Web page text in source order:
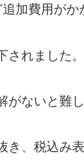
加費用がか
されました
がないと難
き、税込み